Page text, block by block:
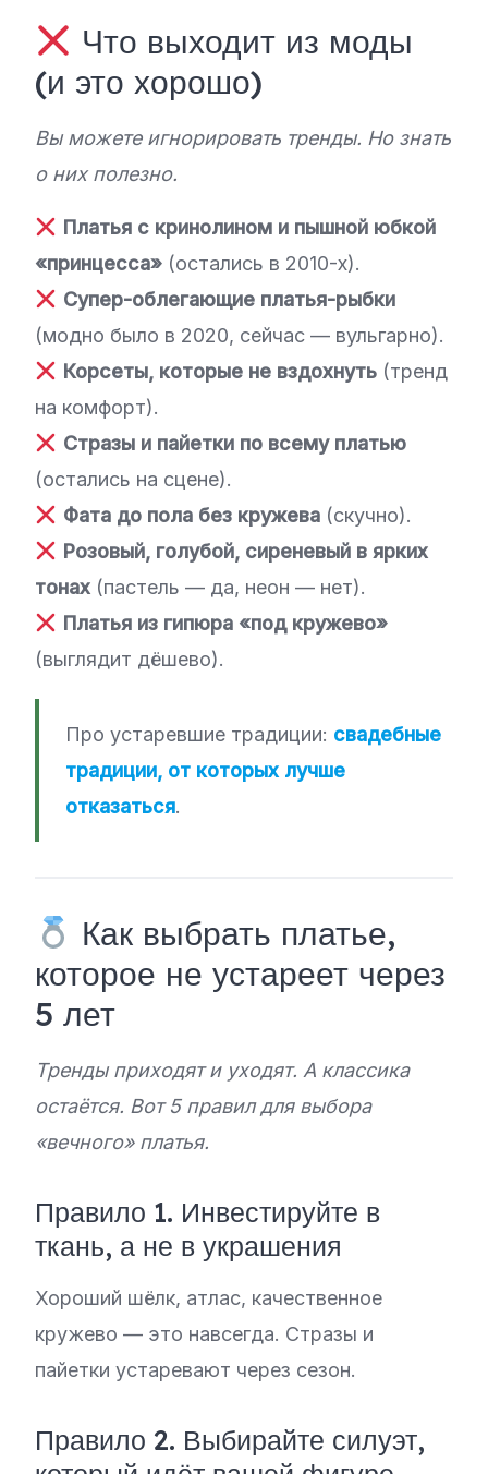
Что выходит из моды
(и это хорошо)
Вы можете игнорировать тренды. Но знать
о них полезно.
Платья с кринолином и пышной юбкой
«принцесса» (остались в 2010-х).
Супер-облегающие платья-рыбки
(модно было в 2020, сейчас — вульгарно).
Корсеты, которые не вздохнуть(тренд
на комфорт).
Стразы и пайетки по всему платью
(остались на сцене).
Фата до пола без кружева(скучно).
Розовый, голубой, сиреневый в ярких
тонах (пастель — да, неон — нет).
Платья из гипюра «под кружево»
(выглядит дёшево).
Про устаревшие традиции: свадебные
традиции, от которых лучше
отказаться.
Как выбрать платье,
которое не устареет через
5 лет
Тренды приходят и уходят. А классика
остаётся. Вот 5 правил для выбора
«вечного» платья.
Правило 1. Инвестируйте в
ткань, а не в украшения
Хороший шёлк, атлас, качественное
кружево — это навсегда. Стразы и
пайетки устаревают через сезон.
Правило 2. Выбирайте силуэт,